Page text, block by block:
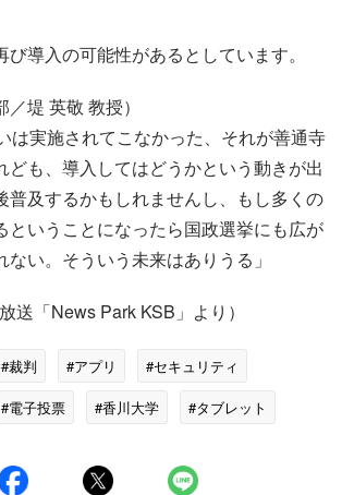
導入の可能性があるとしています。
／堤 英敬 教授）
は実施されてこなかった、それが善通寺
ども、導入してはどうかという動きが出
普及するかもしれませんし、もし多くの
ということになったら国政選挙にも広が
ない。そういう未来はありうる」
送「News Park KSB」より）
#裁判 #アプリ
#セキュリティ
#電子投票 #香川大学 #タブレット